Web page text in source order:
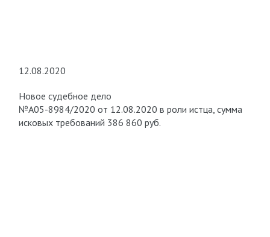
12.08.2020
Новое судебное дело
№А05-8984/2020 от 12.08.2020 в роли истца, сумма
исковых требований 386 860 руб.